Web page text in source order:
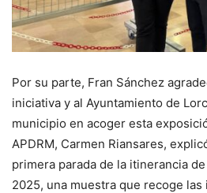
Por su parte, Fran Sánchez
iniciativa y al Ayuntamiento de
municipio en acoger esta
APDRM, Carmen Riansares,
primera parada de la itinerancia de
2025, una muestra que recoge las